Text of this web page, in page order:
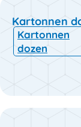
Kartonnen
Kartonnen
dozen